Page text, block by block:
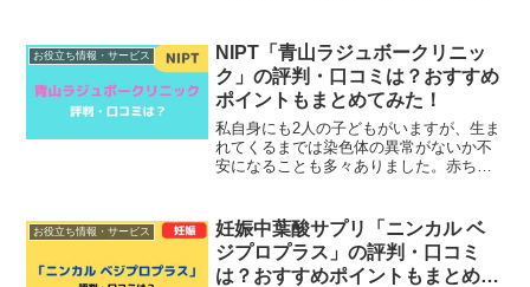
お母さんも珍しくありません。そんなと
きに見つけたのが、エネ...
お役立ち情報・サービス
NIPT「青山ラジュボークリニッ
ク」の評判・口コミは？おすすめ
ポイントもまとめてみた！
私自身にも2人の子どもがいますが、生ま
れてくるまでは染色体の異常がないか不
安になることも多々ありました。赤ちゃ
あります。そんな人におすすめなのが、
土日も検査を受ける...
お役立ち情報・サービス
妊娠中葉酸サプリ「ニンカル ベ
ジプロプラス」の評判・口コミ
は？おすすめポイントもまとめて